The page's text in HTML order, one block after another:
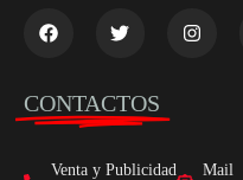
CONTACTOS
Venta y Publicidad
Mail